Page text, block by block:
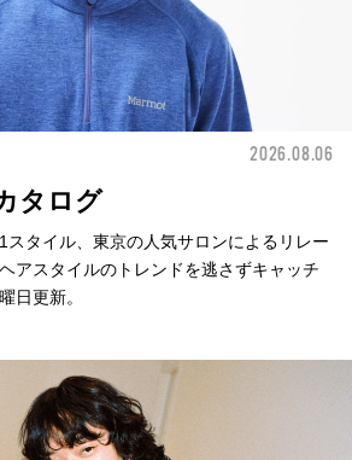
2026.08.06
タログ
スタイル、東京の人気サロンによるリレー
アスタイルのトレンドを逃さずキャッチ
日更新。